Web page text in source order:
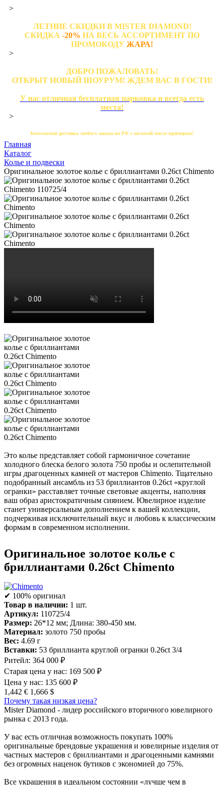
>
ЛЕТНИЕ СКИДКИ В MISTER DIAMOND!
СКИДКА -20% НА ВЕСЬ АССОРТИМЕНТ ПО
ПРОМОКОДУ ЖАРА!
>
ДОБРО ПОЖАЛОВАТЬ!
ОТКРЫТ НОВЫЙ ШОУРУМ! ЖДЕМ ВАС В ГОСТИ!
У нас отличная бесплатная парковка и всегда есть
места!
>
Бесплатная доставка любого заказа по РФ с оплатой после примерки!
Главная
Каталог
Колье и подвески
Оригинальное золотое колье с бриллиантами 0.26ct Chimento
Оригинальное золотое колье с
бриллиантами 0.26ct Chimento
Это колье представляет собой гармоничное сочетание
холодного блеска белого золота 750 пробы и ослепительной
игры драгоценных камней от мастеров Chimento. Тщательно
подобранный ансамбль из 53 бриллиантов 0.26ct «круглой
огранки» расставляет точные световые акценты, наполняя
ваш образ аристократичным сиянием. Ювелирное изделие
станет универсальным дополнением к вашей коллекции,
подчеркивая исключительный вкус и любовь к классическим
формам в современном исполнении.
✔ 100% оригинал
Товар в наличии: 1 шт.
Артикул: 110725/4
Размер: 26*12 мм; Длина: 380-450 мм.
Материал: золото 750 пробы
Вес: 4.69 г
Вставки: 53 бриллианта круглой огранки 0.26ct 3/4
Ритейл: 364 000 ₽
Старая цена у нас: 169 500 ₽
Цена у нас: 135 600 ₽
1,442 € 1,666 $
Почему такая низкая цена?
Mister Diamond - лидер российского вторичного ювелирного
рынка с 2013 года.
У вас есть отличная возможность покупать 100%
оригинальные брендовые украшения и ювелирные изделия от
частных мастеров с бриллиантами и драгоценными камнями
без огромных наценок бутиков с экономией до 75%.
Все украшения в идеальном состоянии «лучше чем в